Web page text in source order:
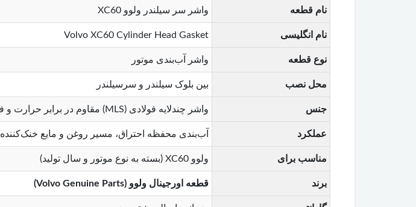
نام قطعه واشر سر سیلندر ولوو XC60
نام انگلیسی Volvo XC60 Cylinder Head Gasket
نوع قطعه واشر آب‌بندی موتور
محل نصب بین بلوک سیلندر و سرسیلندر
جنس واشر چندلایه فولادی (MLS) مقاوم در برابر حرارت و فشار بالا
عملکرد آب‌بندی محفظه احتراق، مسیر روغن و مایع خنک‌کننده
مناسب برای ولوو XC60 (بسته به نوع موتور و سال تولید)
برند قطعه اورجینال ولوو (Volvo Genuine Parts)